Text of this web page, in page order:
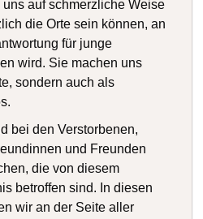
auf schmerzliche Weise
die Orte sein können, an
für junge
wird. Sie machen uns
sondern auch als
bei den Verstorbenen,
und Freunden
die von diesem
betroffen sind. In diesen
wir an der Seite aller